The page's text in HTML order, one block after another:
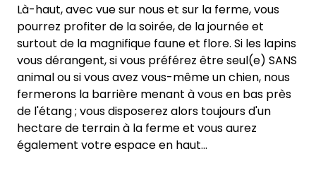
Là-haut, avec vue sur nous et sur la ferme, vous
pourrez profiter de la soirée, de la journée et
surtout de la magnifique faune et flore. Si les lapins
vous dérangent, si vous préférez être seul(e) SANS
animal ou si vous avez vous-même un chien, nous
fermerons la barrière menant à vous en bas près
de l'étang ; vous disposerez alors toujours d'un
hectare de terrain à la ferme et vous aurez
également votre espace en haut...